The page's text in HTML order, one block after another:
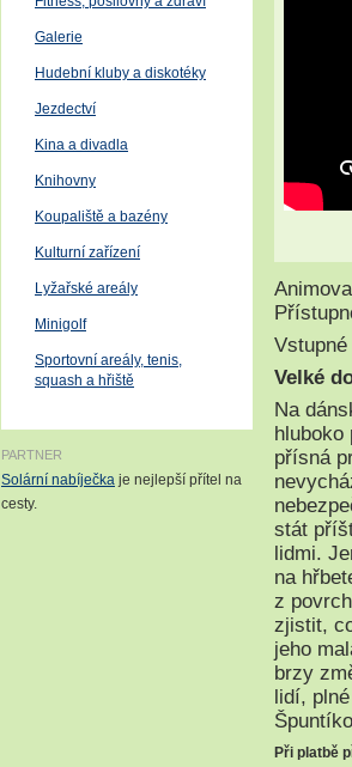
Galerie
Hudební kluby a diskotéky
Jezdectví
Kina a divadla
Knihovny
Koupaliště a bazény
Kulturní zařízení
Lyžařské areály
Minigolf
Sportovní areály, tenis,
squash a hřiště
PARTNER
Solární nabíječka je nejlepší přítel na
cesty.
Velké
Na
přísná
stát
lidmi.
na
z
zjistit,
jeho
brzy
lidí,
Při platbě